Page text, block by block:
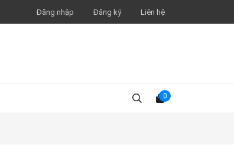
Đăng nhập Đăng ký Liên hệ
0